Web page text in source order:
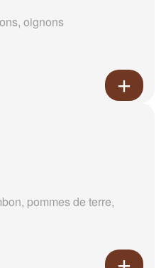
oignons
pommes de terre,